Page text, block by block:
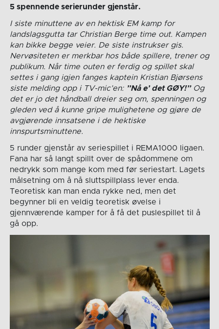
5 spennende serierunder gjenstår.
I siste minuttene av en hektisk EM kamp for
landslagsgutta tar Christian Berge time out. Kampen
kan bikke begge veier. De siste instrukser gis.
Nervøsiteten er merkbar hos både spillere, trener og
publikum. Når time outen er ferdig og spillet skal
settes i gang igjen fanges kaptein Kristian Bjørsens
siste melding opp i TV-mic’en: ”Nå e’ det GØY!”Og
det er jo det håndball dreier seg om, spenningen og
gleden ved å kunne gripe mulighetene og gjøre de
avgjørende innsatsene i de hektiske
innspurtsminuttene.
5 runder gjenstår av seriespillet i REMA1000 ligaen.
Fana har så langt spillt over de spådommene om
nedrykk som mange kom med før seriestart. Lagets
målsetning om å nå sluttspillplass lever enda.
Teoretisk kan man enda rykke ned, men det
begynner bli en veldig teoretisk øvelse i
gjennværende kamper for å få det puslespillet til å
gå opp.